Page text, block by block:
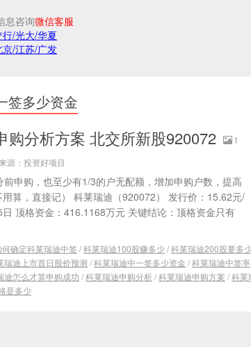
息咨询微信客服
/光大/华夏
/江苏/广发
签多少资金
购分析方案 北交所新股920072
1
源：投资好项目
申购，也至少有1/3的户无配额，增加申购户数，提高
算，直接记） 科莱瑞迪（920072） 发行价：15.62元/
顶格资金：416.1168万元 关键结论：顶格资金只有
何确定科莱瑞迪中签/科莱瑞迪100股赚多少/科莱瑞迪200股要多
瑞迪上市首日股价预测 /科莱瑞迪中一签多少资金 /科莱瑞迪中签率
迪怎么才算申购成功 /科莱瑞迪申购分析/科莱瑞迪申购方案 /科莱
是多少